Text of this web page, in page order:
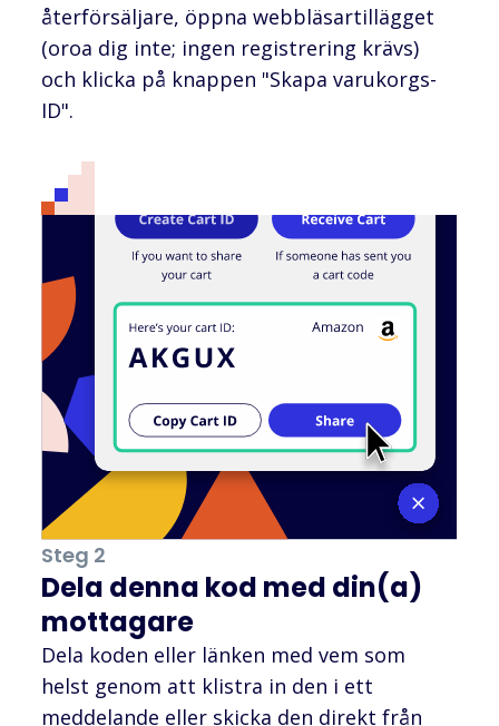
återförsäljare, öppna webbläsartillägget
(oroa dig inte; ingen registrering krävs)
och klicka på knappen "Skapa varukorgs-
ID".
Steg 2
Dela denna kod med din(a)
mottagare
Dela koden eller länken med vem som
helst genom att klistra in den i ett
meddelande eller skicka den direkt från